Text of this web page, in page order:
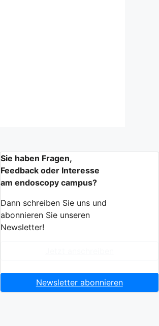
Sie haben Fragen,
Feedback oder Interesse
am endoscopy campus?
Dann schreiben Sie uns und
abonnieren Sie unseren
Newsletter!
Newsletter abonnieren